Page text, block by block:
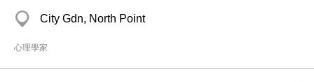
City Gdn, North Point
心理學家